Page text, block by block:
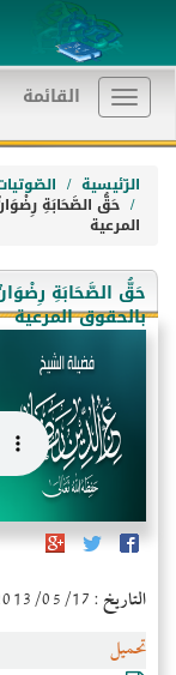
Toggle
navigation
القائمة
الرّئيسية
حَقُّ الصَّحَابَةِ
المرعية
حَقُّ الصَّحَابَةِ
بالحقوق المرعية
التاريخ : 2013/05/17
تحميل